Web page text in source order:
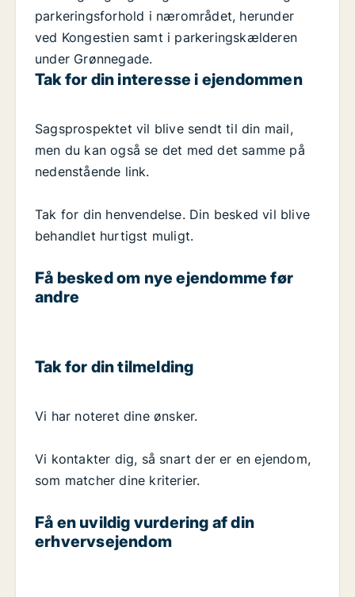
parkeringsforhold i nærområdet, herunder
ved Kongestien samt i parkeringskælderen
under Grønnegade.
Tak for din interesse i ejendommen
Sagsprospektet vil blive sendt til din mail,
men du kan også se det med det samme på
nedenstående link.
Tak for din henvendelse. Din besked vil blive
behandlet hurtigst muligt.
Få besked om nye ejendomme før
andre
Tak for din tilmelding
Vi har noteret dine ønsker.
Vi kontakter dig, så snart der er en ejendom,
som matcher dine kriterier.
Få en uvildig vurdering af din
erhvervsejendom